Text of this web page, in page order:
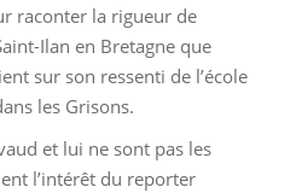
raconter la rigueur de
Ilan en Bretagne que
sur son ressenti de l’école
les Grisons.
et lui ne sont pas les
l’intérêt du reporter